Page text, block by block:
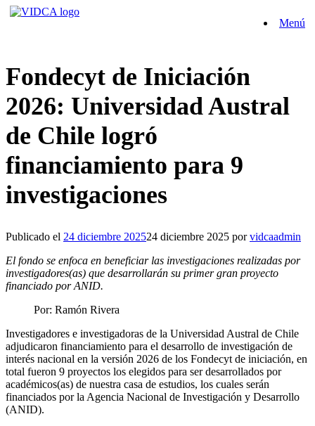
Saltar
Menú
Fondecyt de Iniciación
2026: Universidad Austral
de Chile logró
financiamiento para 9
investigaciones
Publicado el 24 diciembre 202524 diciembre 2025 porvidcaadmin
El fondo se enfoca en beneficiar las investigaciones realizadas por
investigadores(as) que desarrollarán su primer gran proyecto
financiado por ANID.
Por: Ramón Rivera
Investigadores e investigadoras de la Universidad Austral de Chile
adjudicaron financiamiento para el desarrollo de investigación de
interés nacional en la versión 2026 de los Fondecyt de iniciación, en
total fueron 9 proyectos los elegidos para ser desarrollados por
académicos(as) de nuestra casa de estudios, los cuales serán
financiados por la Agencia Nacional de Investigación y Desarrollo
(ANID).